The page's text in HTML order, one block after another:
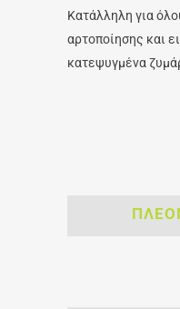
Κατάλληλη για
αρτοποίησης και
κατεψυγμένα